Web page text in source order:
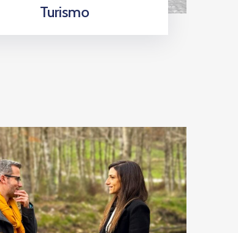
Turismo